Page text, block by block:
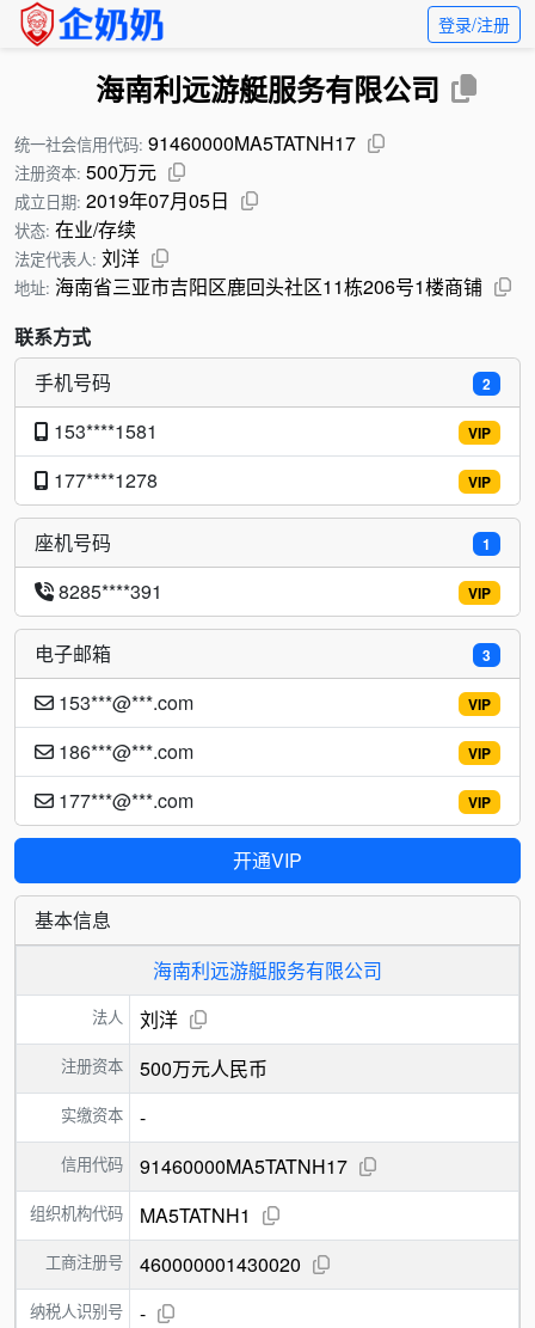
登录/注册
海南利远游艇服务有限公司
统一社会信用代码: 91460000MA5TATNH17
注册资本: 500万元
成立日期: 2019年07月05日
状态: 在业/存续
法定代表人: 刘洋
地址: 海南省三亚市吉阳区鹿回头社区11栋206号1楼商铺
联系方式
2
手机号码
VIP
153****1581
VIP
177****1278
1
座机号码
VIP
8285****391
3
电子邮箱
VIP
153***@***.com
VIP
186***@***.com
VIP
177***@***.com
开通VIP
基本信息
海南利远游艇服务有限公司
法人 刘洋
注册资本 500万元人民币
实缴资本 -
信用代码 91460000MA5TATNH17
组织机构代码 MA5TATNH1
工商注册号 460000001430020
纳税人识别号 -